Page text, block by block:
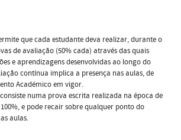
que cada estudante deva realizar, durante o
de avaliação (50% cada) através das quais
e aprendizagens desenvolvidas ao longo do
contínua implica a presença nas aulas, de
Académico em vigor.
numa prova escrita realizada na época de
e pode recair sobre qualquer ponto do
aulas.